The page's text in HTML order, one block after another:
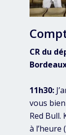
CR du
11h30:
vous
Red Bull.
à l’heure